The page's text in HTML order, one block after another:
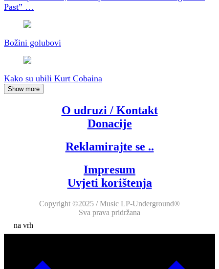
Past” …
Božini golubovi
Kako su ubili Kurt Cobaina
Show more
O udruzi / Kontakt
Donacije
Reklamirajte se ..
Impresum
Uvjeti korištenja
Copyright ©2025 / Music LP-Underground®
Sva prava pridržana
na vrh